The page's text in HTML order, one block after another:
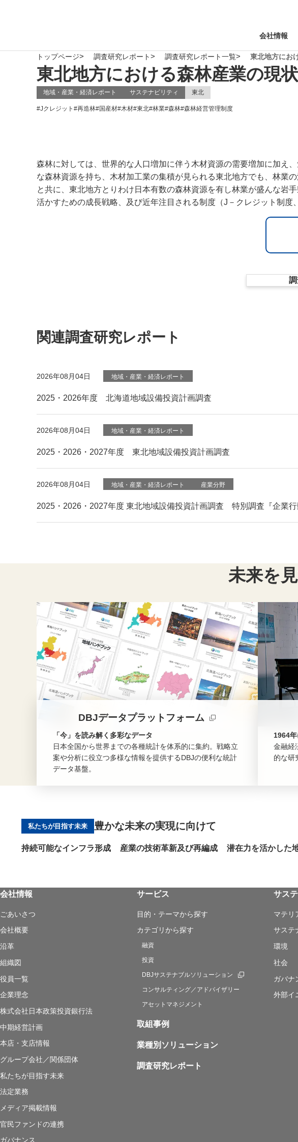
会社情報
トップページ 調査研究レポート 調査研究レポート一覧 東北地方にお
東北地方における森林産業の現
地域・産業・経済レポート サステナビリティ 東北
#Jクレジット #再造林#国産材#木材#東北#林業#森林#森林経営管理制度
森林に対しては、世界的な人口増加に伴う木材資源の需要増加に加え
な森林資源を持ち、木材加工業の集積が見られる東北地方でも、林業
と共に、東北地方とりわけ日本有数の森林資源を有し林業が盛んな岩
活かすための成長戦略、及び近年注目される制度（J－クレジット制度
関連調査研究レポート
2026年08月04日 地域・産業・経済レポート
2025・2026年度 北海道地域設備投資計画調査
2026年08月04日 地域・産業・経済レポート
2025・2026・2027年度 東北地域設備投資計画調査
2026年08月04日 地域・産業・経済レポート 産業分野
2025・2026・2027年度 東北地域設備投資計画調査 特別調査『企業行
未来を見
DBJデータプラットフォーム
「今」を読み解く多彩なデータ
日本全国から世界までの各種統計を体系的に集約。戦略立
案や分析に役立つ多様な情報を提供するDBJの便利な統計
データ基盤。
1964
金融経
的な研
私たちが目指す未来 豊かな未来の実現に向けて
持続可能なインフラ形成 産業の技術革新及び再編成 潜在力を活かした
会社情報
ごあいさつ
会社概要
沿革
組織図
役員一覧
企業理念
株式会社日本政策投資銀行法
中期経営計画
本店・支店情報
グループ会社／関係団体
私たちが目指す未来
法定業務
メディア掲載情報
官民ファンドの連携
ガバナンス
サービス
目的・テーマから探す
カテゴリから探す
融資
投資
DBJサステナブルソリューション新規ウィンドウを開きま
コンサルティング／アドバイザリー
アセットマネジメント
取組事例
業種別ソリューション
調査研究レポート
サス
マテリ
サステ
環境
社会
ガバナ
外部イ